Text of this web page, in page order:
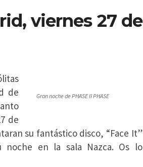
viernes 27 de
Gran noche de PHASE II PHASE
de
de
su fantástico disco, “Face It”
noche en la sala Nazca. Os lo